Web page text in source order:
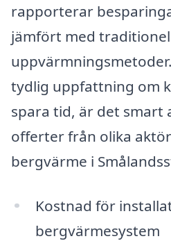
rapporterar
jämfört med
tydlig uppfattning om
spara tid, är det smart
offerter från olika
bergvärme i
Kostnad för
bergvärmesystem